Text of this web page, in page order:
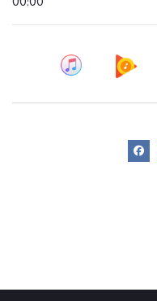
plików
dźwiękowych